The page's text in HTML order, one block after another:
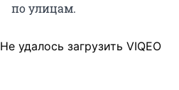
по улицам.
Не удалось загрузить VIQEO